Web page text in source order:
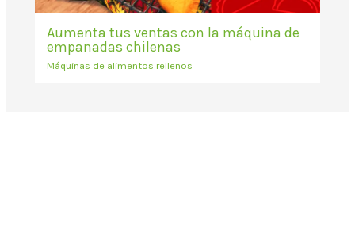
Aumenta tus ventas con la máquina de
empanadas chilenas
Máquinas de alimentos rellenos